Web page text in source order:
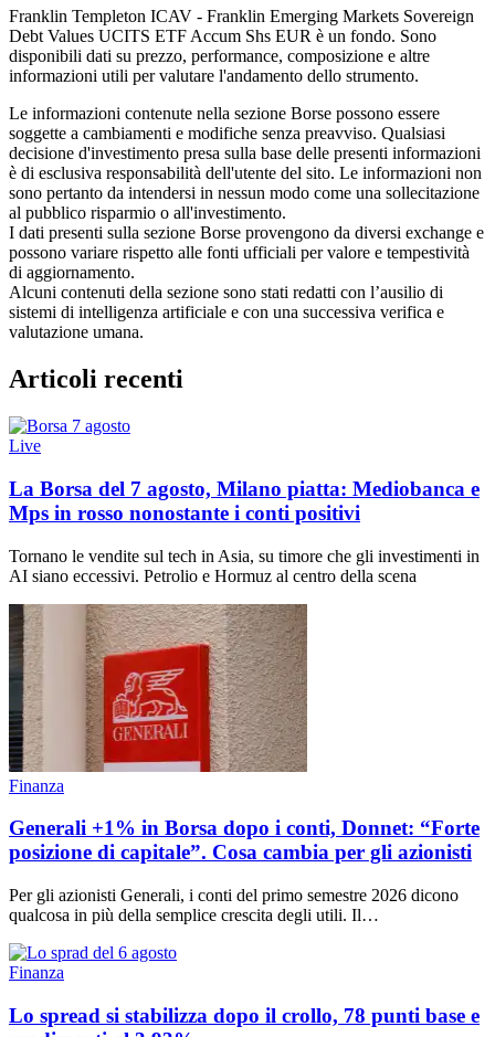
Franklin Templeton ICAV - Franklin Emerging Markets Sovereign
Debt Values UCITS ETF Accum Shs EUR è un fondo. Sono
disponibili dati su prezzo, performance, composizione e altre
informazioni utili per valutare l'andamento dello strumento.
Le informazioni contenute nella sezione Borse possono essere
soggette a cambiamenti e modifiche senza preavviso. Qualsiasi
decisione d'investimento presa sulla base delle presenti informazioni
è di esclusiva responsabilità dell'utente del sito. Le informazioni non
sono pertanto da intendersi in nessun modo come una sollecitazione
al pubblico risparmio o all'investimento.
I dati presenti sulla sezione Borse provengono da diversi exchange e
possono variare rispetto alle fonti ufficiali per valore e tempestività
di aggiornamento.
Alcuni contenuti della sezione sono stati redatti con l’ausilio di
sistemi di intelligenza artificiale e con una successiva verifica e
valutazione umana.
Articoli recenti
Live
La Borsa del 7 agosto, Milano piatta: Mediobanca e
Mps in rosso nonostante i conti positivi
Tornano le vendite sul tech in Asia, su timore che gli investimenti in
AI siano eccessivi. Petrolio e Hormuz al centro della scena
Finanza
Generali +1% in Borsa dopo i conti, Donnet: “Forte
posizione di capitale”. Cosa cambia per gli azionisti
Per gli azionisti Generali, i conti del primo semestre 2026 dicono
qualcosa in più della semplice crescita degli utili. Il…
Finanza
Lo spread si stabilizza dopo il crollo, 78 punti base e